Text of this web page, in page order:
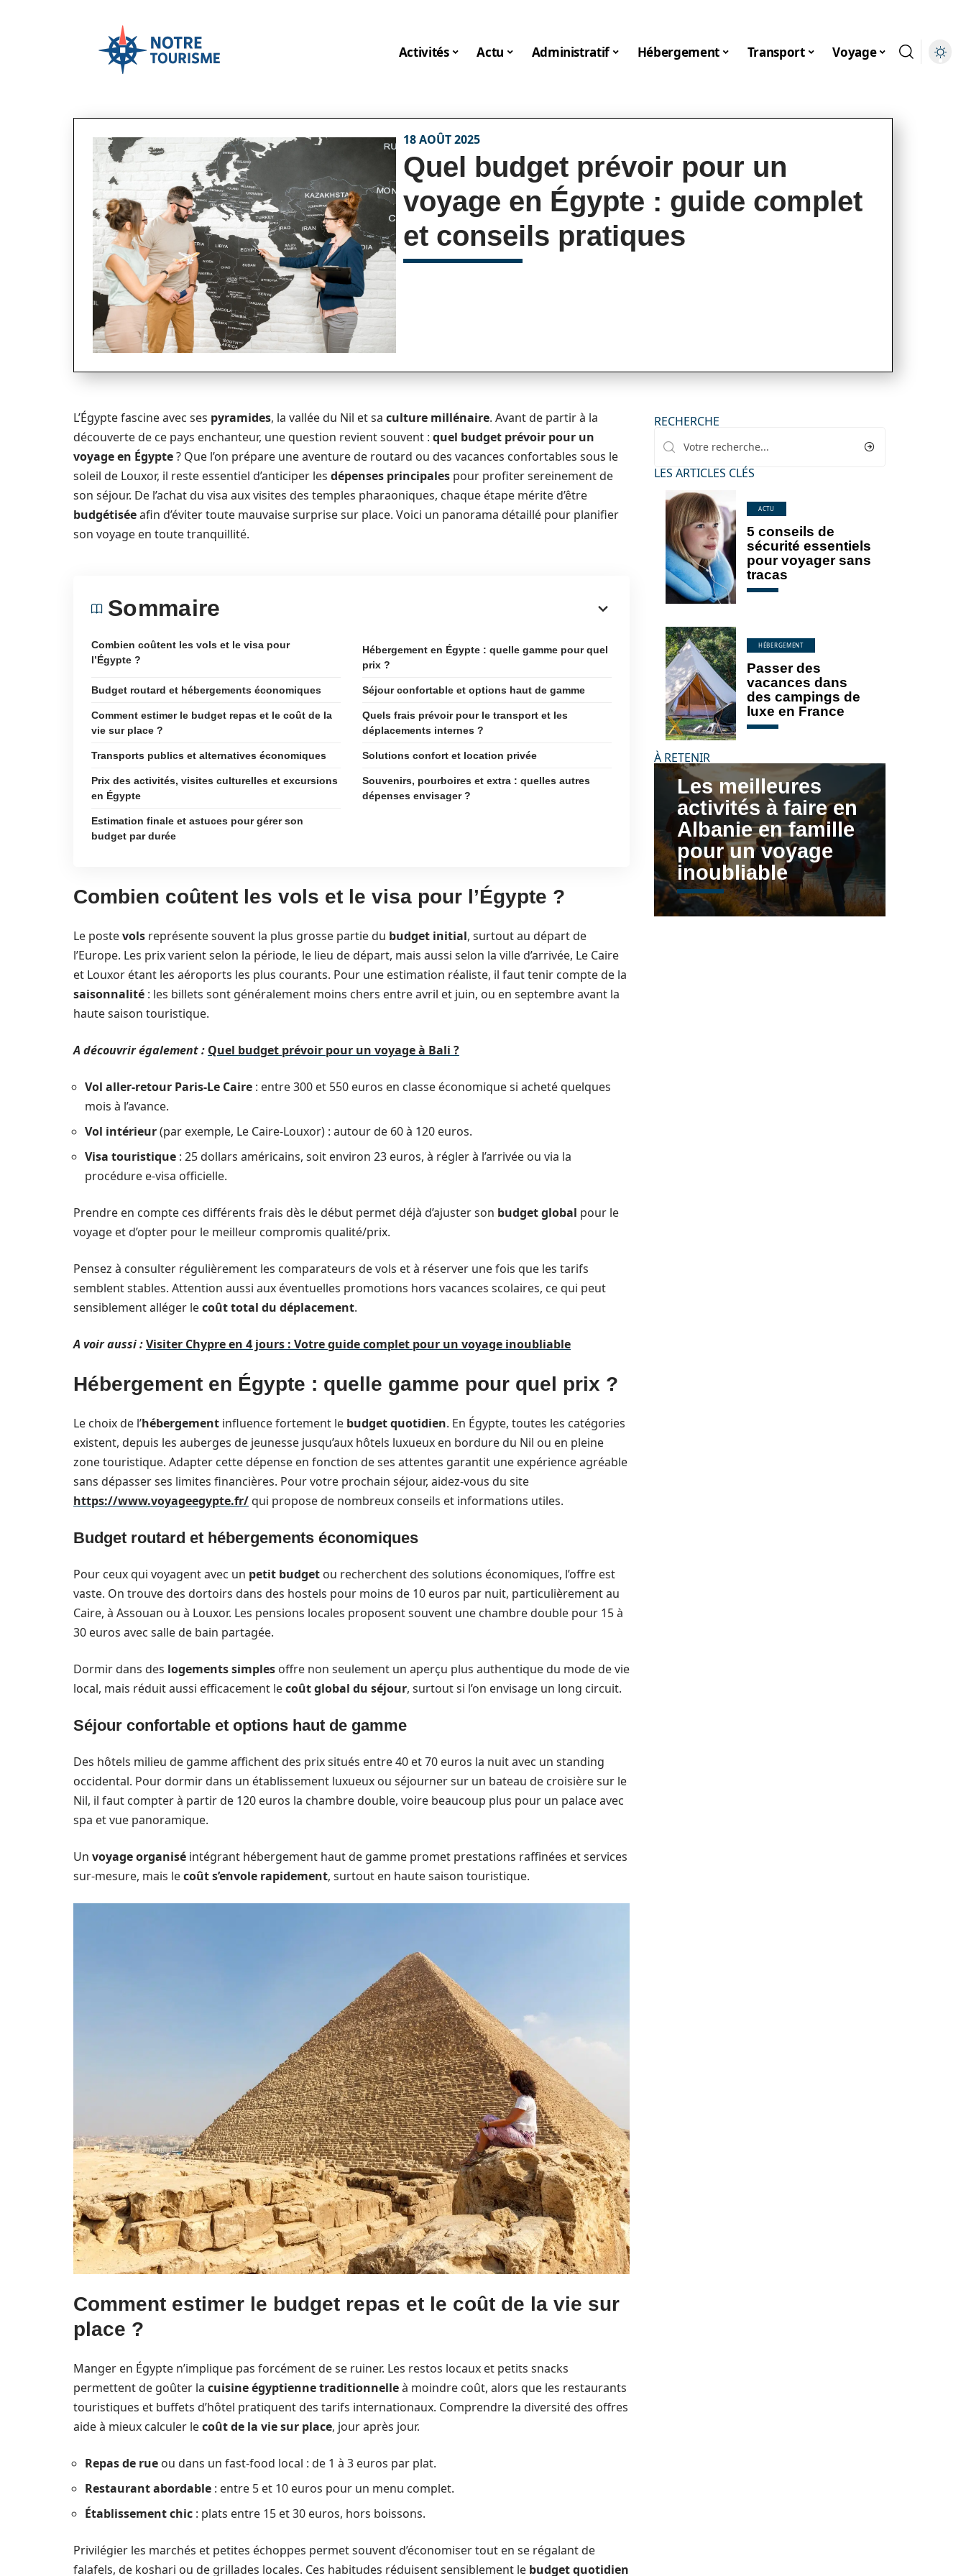
Activités Actu Administratif Hébergement Transport Voyage
18 AOÛT 2025
Quel budget prévoir pour un
voyage en Égypte : guide complet
et conseils pratiques
L’Égypte fascine avec ses pyramides, la vallée du Nil et sa culture millénaire. Avant de partir à la
découverte de ce pays enchanteur, une question revient souvent : quel budget prévoir pour un
voyage en Égypte? Que l’on prépare une aventure de routard ou des vacances confortables sous le
soleil de Louxor, il reste essentiel d’anticiper les dépenses principales pour profiter sereinement de
son séjour. De l’achat du visa aux visites des temples pharaoniques, chaque étape mérite d’être
budgétiséeafin d’éviter toute mauvaise surprise sur place. Voici un panorama détaillé pour planifier
son voyage en toute tranquillité.
Sommaire
Combien coûtent les vols et le visa pour
l’Égypte ?
Hébergement en Égypte : quelle gamme pour quel
prix ?
Budget routard et hébergements économiques Séjour confortable et options haut de gamme
Comment estimer le budget repas et le coût de la
vie sur place ?
Quels frais prévoir pour le transport et les
déplacements internes ?
Transports publics et alternatives économiques Solutions confort et location privée
Prix des activités, visites culturelles et excursions
en Égypte
Souvenirs, pourboires et extra : quelles autres
dépenses envisager ?
Estimation finale et astuces pour gérer son
budget par durée
Combien coûtent les vols et le visa pour l’Égypte ?
Le postevols représente souvent la plus grosse partie du budget initial, surtout au départ de
l’Europe. Les prix varient selon la période, le lieu de départ, mais aussi selon la ville d’arrivée, Le Caire
et Louxor étant les aéroports les plus courants. Pour une estimation réaliste, il faut tenir compte de la
saisonnalité : les billets sont généralement moins chers entre avril et juin, ou en septembre avant la
haute saison touristique.
A découvrir également : Quel budget prévoir pour un voyage à Bali ?
Vol aller-retour Paris-Le Caire : entre 300 et 550 euros en classe économique si acheté quelques
mois à l’avance.
Vol intérieur(par exemple, Le Caire-Louxor) : autour de 60 à 120 euros.
Visa touristique : 25 dollars américains, soit environ 23 euros, à régler à l’arrivée ou via la
procédure e-visa officielle.
Prendre en compte ces différents frais dès le début permet déjà d’ajuster son budget global pour le
voyage et d’opter pour le meilleur compromis qualité/prix.
Pensez à consulter régulièrement les comparateurs de vols et à réserver une fois que les tarifs
semblent stables. Attention aussi aux éventuelles promotions hors vacances scolaires, ce qui peut
sensiblement alléger lecoût total du déplacement.
A voir aussi :Visiter Chypre en 4 jours : Votre guide complet pour un voyage inoubliable
Hébergement en Égypte : quelle gamme pour quel prix ?
Le choix de l’hébergement influence fortement le budget quotidien. En Égypte, toutes les catégories
existent, depuis les auberges de jeunesse jusqu’aux hôtels luxueux en bordure du Nil ou en pleine
zone touristique. Adapter cette dépense en fonction de ses attentes garantit une expérience agréable
sans dépasser ses limites financières. Pour votre prochain séjour, aidez-vous du site
https://www.voyageegypte.fr/qui propose de nombreux conseils et informations utiles.
Budget routard et hébergements économiques
Pour ceux qui voyagent avec un petit budget ou recherchent des solutions économiques, l’offre est
vaste. On trouve des dortoirs dans des hostels pour moins de 10 euros par nuit, particulièrement au
Caire, à Assouan ou à Louxor. Les pensions locales proposent souvent une chambre double pour 15 à
30 euros avec salle de bain partagée.
Dormir dans des logements simples offre non seulement un aperçu plus authentique du mode de vie
local, mais réduit aussi efficacement lecoût global du séjour, surtout si l’on envisage un long circuit.
Séjour confortable et options haut de gamme
Des hôtels milieu de gamme affichent des prix situés entre 40 et 70 euros la nuit avec un standing
occidental. Pour dormir dans un établissement luxueux ou séjourner sur un bateau de croisière sur le
Nil, il faut compter à partir de 120 euros la chambre double, voire beaucoup plus pour un palace avec
spa et vue panoramique.
Un voyage organisé intégrant hébergement haut de gamme promet prestations raffinées et services
sur-mesure, mais lecoût s’envole rapidement, surtout en haute saison touristique.
Comment estimer le budget repas et le coût de la vie sur
place ?
Manger en Égypte n’implique pas forcément de se ruiner. Les restos locaux et petits snacks
permettent de goûter la cuisine égyptienne traditionnelleà moindre coût, alors que les restaurants
touristiques et buffets d’hôtel pratiquent des tarifs internationaux. Comprendre la diversité des offres
aide à mieux calculer lecoût de la vie sur place, jour après jour.
Repas de rue ou dans un fast-food local : de 1 à 3 euros par plat.
Restaurant abordable : entre 5 et 10 euros pour un menu complet.
Établissement chic : plats entre 15 et 30 euros, hors boissons.
Privilégier les marchés et petites échoppes permet souvent d’économiser tout en se régalant de
falafels, de koshari ou de grillades locales. Ces habitudes réduisent sensiblement le budget quotidien
RECHERCHE
LES ARTICLES CLÉS
ACTU
5 conseils de
sécurité essentiels
pour voyager sans
tracas
HÉBERGEMENT
Passer des
vacances dans
des campings de
luxe en France
À RETENIR
Les meilleures
activités à faire en
Albanie en famille
pour un voyage
inoubliable